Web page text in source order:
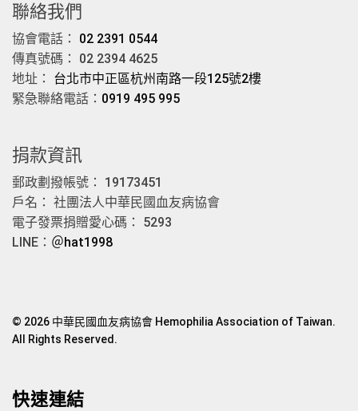
聯絡我們
協會電話： 02 2391 0544
傳真號碼： 02 2394 4625
地址： 台北市中正區杭州南路一段125號2樓
緊急聯絡電話： 0919 495 995
捐款資訊
郵政劃撥帳號： 19173451
戶名： 社團法人中華民國血友病協會
電子發票捐贈愛心碼： 5293
LINE： ＠hat1998
© 2026 中華民國血友病協會 Hemophilia Association of Taiwan.
All Rights Reserved.
快速連結